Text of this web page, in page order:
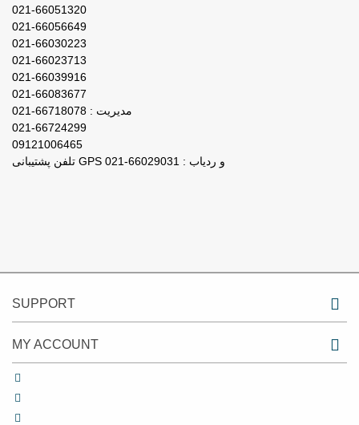
021-66051320
021-66056649
021-66030223
021-66023713
021-66039916
021-66083677
مدیریت : 66718078-021
021-66724299
09121006465
تلفن پشتیبانی GPS و ردیاب : 66029031-021
SUPPORT
MY ACCOUNT